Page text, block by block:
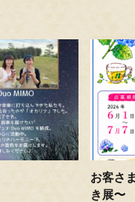
お客さ
き展〜